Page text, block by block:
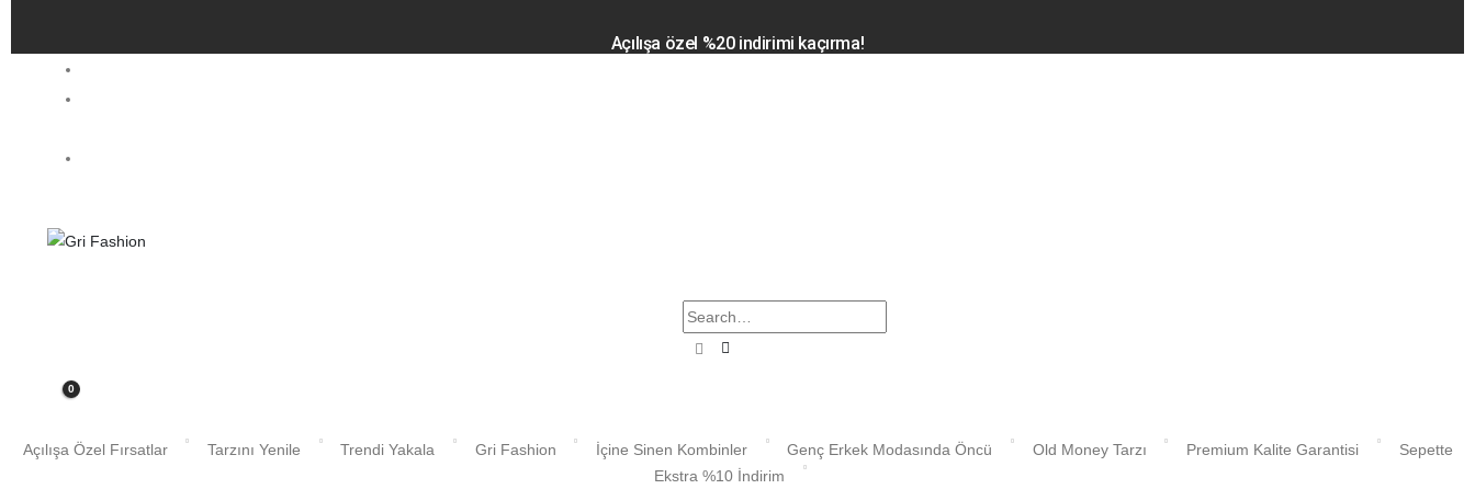
Açılışa özel %20 indirimi kaçırma!
0
Açılışa Özel Fırsatlar Tarzını Yenile Trendi Yakala Gri Fashion İçine Sinen Kombinler Genç Erkek Modasında Öncü Old Money Tarzı Premium Kalite Garantisi
Sepette
Ekstra %10 İndirim